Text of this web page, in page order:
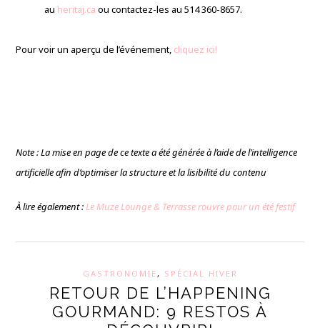
au heritaj.ca ou contactez-les au 514 360-8657.
Pour voir un aperçu de l’événement, cliquez ici!
Note : La mise en page de ce texte a été générée à l’aide de l’intelligence
artificielle afin d’optimiser la structure et la lisibilité du contenu
À lire également :Le Muze Lounge & Terrasse rouvre pour un été festif
GASTRONOMIE , SPÉCIAL HIVER
RETOUR DE L’HAPPENING
GOURMAND: 9 RESTOS À